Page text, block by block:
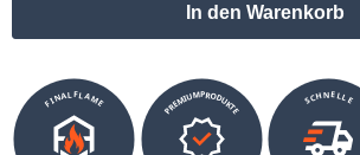
In den Warenkorb
FINALFLAME PREMIUMPRODUKTE SCHNELLE